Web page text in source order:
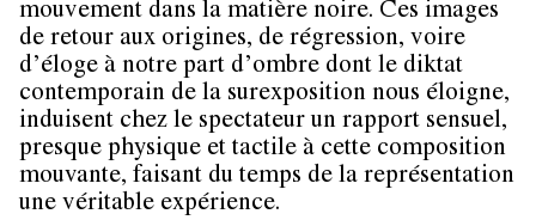
mouvement dans la matière noire. Ces images
de retour aux origines, de régression, voire
d’éloge à notre part d’ombre dont le diktat
contemporain de la surexposition nous éloigne,
induisent chez le spectateur un rapport sensuel,
presque physique et tactile à cette composition
mouvante, faisant du temps de la représentation
une véritable expérience.